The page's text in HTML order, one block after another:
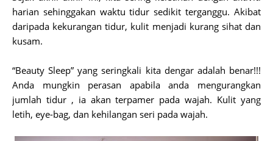
harian sehinggakan waktu tidur sedikit terganggu. Akibat
daripada kekurangan tidur, kulit menjadi kurang sihat dan
kusam.
“Beauty Sleep” yang seringkali kita dengar adalah benar!!!
Anda mungkin perasan apabila anda mengurangkan
jumlah tidur , ia akan terpamer pada wajah. Kulit yang
letih, eye-bag, dan kehilangan seri pada wajah.